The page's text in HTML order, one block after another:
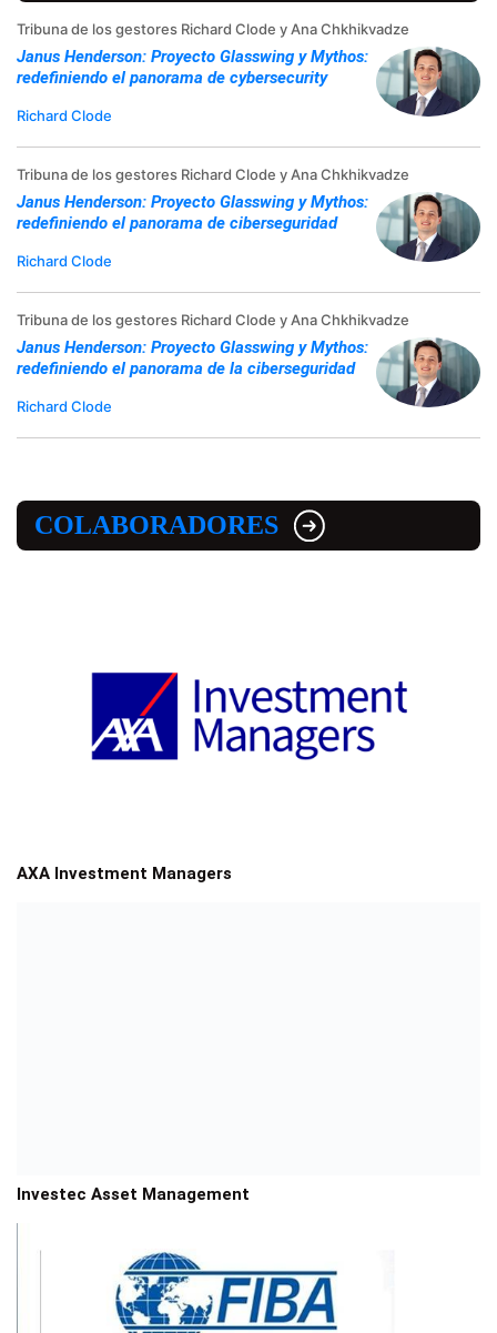
Tribuna de los gestores Richard Clode y Ana Chkhikvadze
Janus Henderson: Proyecto Glasswing y Mythos:
redefiniendo el panorama de cybersecurity
Richard Clode
Tribuna de los gestores Richard Clode y Ana Chkhikvadze
Janus Henderson: Proyecto Glasswing y Mythos:
redefiniendo el panorama de ciberseguridad
Richard Clode
Tribuna de los gestores Richard Clode y Ana Chkhikvadze
Janus Henderson: Proyecto Glasswing y Mythos:
redefiniendo el panorama de la ciberseguridad
Richard Clode
COLABORADORES
AXA Investment Managers
Investec Asset Management